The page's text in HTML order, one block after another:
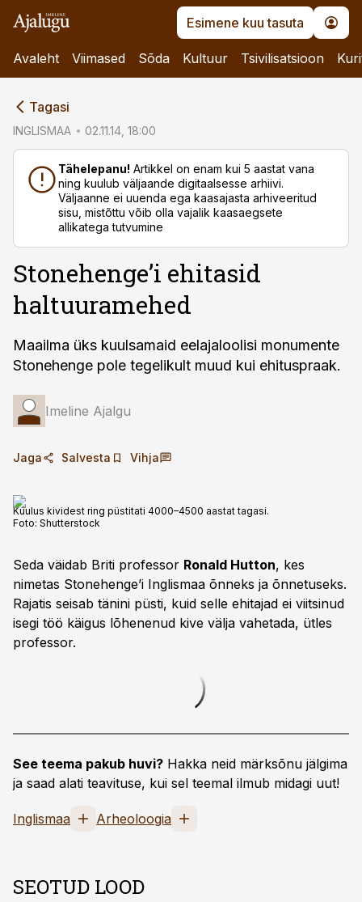
Esimene kuu tasuta
Avaleht Viimased Sõda Kultuur Tsivilisatsioon
Tagasi
INGLISMAA 02.11.14, 18:00
Tähelepanu! Artikkel on enam kui 5 aastat vana
ning kuulub väljaande digitaalsesse arhiivi.
Väljaanne ei uuenda ega kaasajasta arhiveeritud
sisu, mistõttu võib olla vajalik kaasaegsete
allikatega tutvumine
Stonehenge’i ehitasid
haltuuramehed
Maailma üks kuulsamaid eelajaloolisi monumente
Stonehenge pole tegelikult muud kui ehituspraak.
Imeline Ajalgu
Jaga Salvesta Vihja
Kuulus kividest ring püstitati 4000–4500 aastat tagasi.
Foto: Shutterstock
Seda väidab Briti professor Ronald Hutton, kes
nimetas Stone­henge’i Inglismaa õnneks ja õnnetuseks.
Rajatis seisab tänini püsti, kuid selle ehitajad ei viitsinud
isegi töö käigus lõhenenud kive välja vahetada, ütles
professor.
See teema pakub huvi? Hakka neid märksõnu jälgima
ja saad alati teavituse, kui sel teemal ilmub midagi uut!
Inglismaa Arheoloogia
SEOTUD LOOD